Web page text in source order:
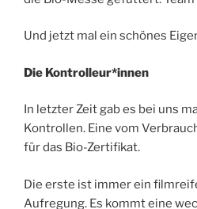
Und jetzt mal ein schönes
Die Kontrolleur*innen
In letzter Zeit gab es bei uns
Kontrollen. Eine vom
für das Bio-Zertifikat.
Die erste ist immer ein
Aufregung. Es kommt eine